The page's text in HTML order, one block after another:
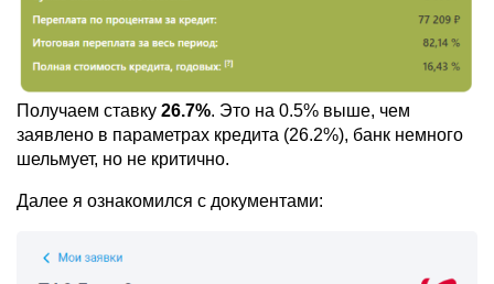
Получаем ставку 26.7%. Это на 0.5% выше, чем
заявлено в параметрах кредита (26.2%), банк немного
шельмует, но не критично.
Далее я ознакомился с документами: